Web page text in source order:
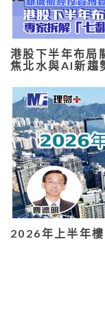
港股下半年布局
焦北水與AI新趨
2026年上半年